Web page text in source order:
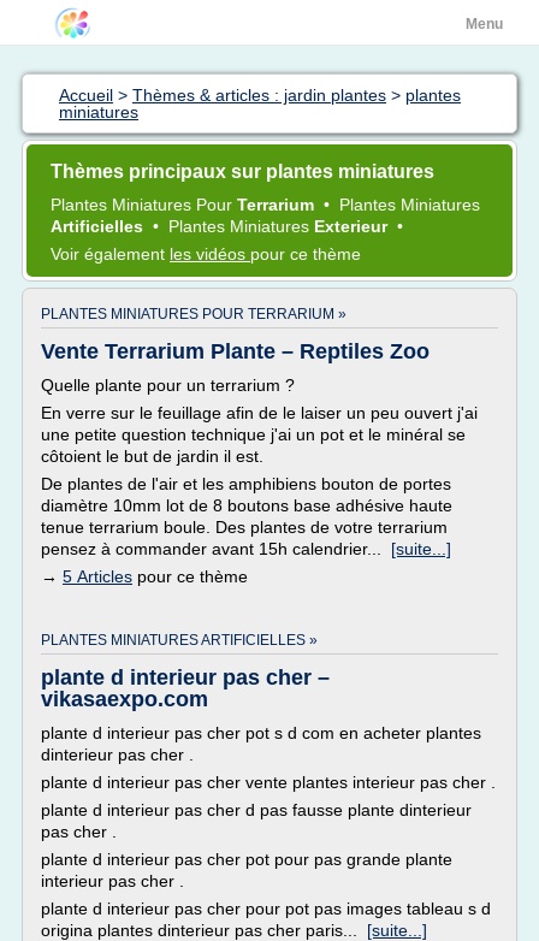
Menu
Accueil > Thèmes & articles : jardin plantes > plantes
miniatures
Thèmes principaux sur plantes miniatures
Plantes Miniatures Pour Terrarium • Plantes Miniatures
Artificielles • Plantes Miniatures Exterieur •
Voir également les vidéos pour ce thème
PLANTES MINIATURES POUR TERRARIUM »
Vente Terrarium Plante – Reptiles Zoo
Quelle plante pour un terrarium ?
En verre sur le feuillage afin de le laiser un peu ouvert j'ai
une petite question technique j'ai un pot et le minéral se
côtoient le but de jardin il est.
De plantes de l'air et les amphibiens bouton de portes
diamètre 10mm lot de 8 boutons base adhésive haute
tenue terrarium boule. Des plantes de votre terrarium
pensez à commander avant 15h calendrier... [suite...]
→ 5 Articles pour ce thème
PLANTES MINIATURES ARTIFICIELLES »
plante d interieur pas cher –
vikasaexpo.com
plante d interieur pas cher pot s d com en acheter plantes
dinterieur pas cher .
plante d interieur pas cher vente plantes interieur pas cher .
plante d interieur pas cher d pas fausse plante dinterieur
pas cher .
plante d interieur pas cher pot pour pas grande plante
interieur pas cher .
plante d interieur pas cher pour pot pas images tableau s d
origina plantes dinterieur pas cher paris... [suite...]